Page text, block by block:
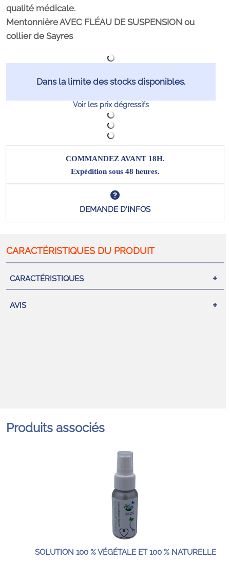
qualité médicale.
Mentonnière AVEC FLÉAU DE SUSPENSION ou
collier de Sayres
Dans la limite des stocks disponibles.
Voir les prix dégressifs
COMMANDEZ AVANT 18H.
Expédition sous 48 heures.
DEMANDE D'INFOS
CARACTÉRISTIQUES
AVIS
Produits associés
SOLUTION 100 % VÉGÉTALE ET 100 % NATURELLE